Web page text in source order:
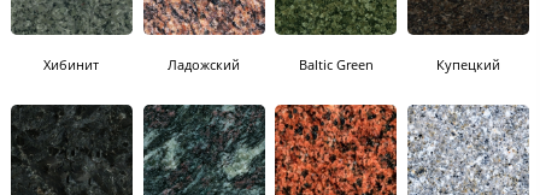
Хибинит Ладожский Baltic Green Купецкий